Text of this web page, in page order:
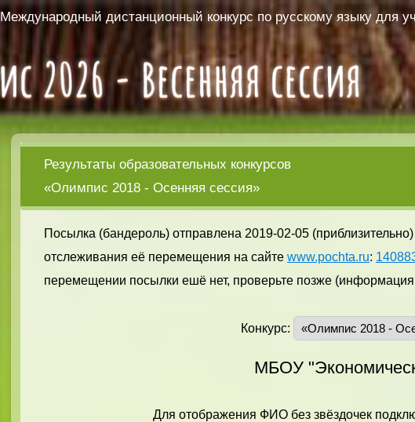
Международный дистанционный конкурс по русскому языку для
Результаты образовательных конкурсов
«Олимпис 2018 - Осенняя сессия»
Посылка (бандероль) отправлена 2019-02-05
отслеживания её перемещения на сайте www.pochta.ru:
перемещении посылки ешё нет, проверьте позже (информация
Конкурс:
МБОУ
Для отображения ФИО без звёздочек